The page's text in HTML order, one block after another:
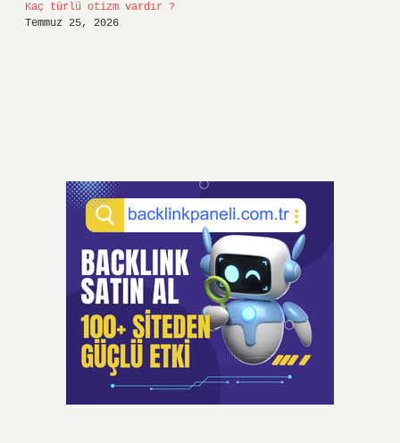
Kaç türlü otizm vardır ?
Temmuz 25, 2026